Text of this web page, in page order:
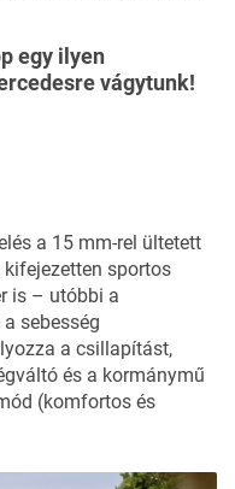
ledöntve
sem kell érnünk.
egy ilyen
vágytunk!